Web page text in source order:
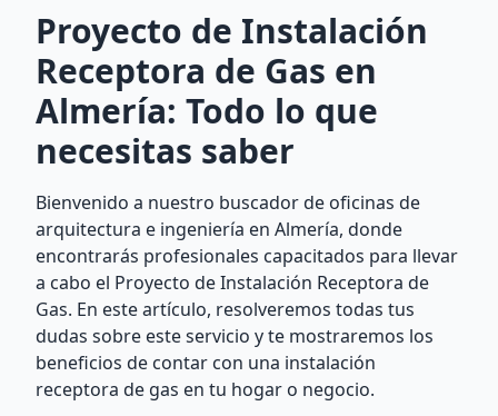
Proyecto de Instalación
Receptora de Gas en
Almería: Todo lo que
necesitas saber
Bienvenido a nuestro buscador de oficinas de
arquitectura e ingeniería en Almería, donde
encontrarás profesionales capacitados para llevar
a cabo el Proyecto de Instalación Receptora de
Gas. En este artículo, resolveremos todas tus
dudas sobre este servicio y te mostraremos los
beneficios de contar con una instalación
receptora de gas en tu hogar o negocio.